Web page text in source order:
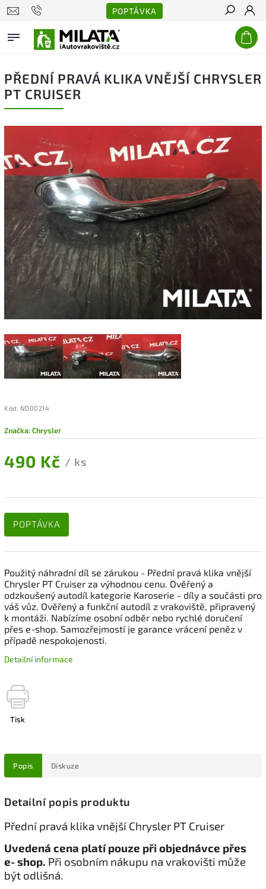
POPTÁVKA
Hledat
PŘEDNÍ PRAVÁ KLIKA VNĚJŠÍ CHRYSLER
PT CRUISER
Kód: ND00214
Značka:Chrysler
490 Kč / ks
POPTÁVKA
Použitý náhradní díl se zárukou - Přední pravá klika vnější
Chrysler PT Cruiser za výhodnou cenu. Ověřený a
odzkoušený autodíl kategorie Karoserie - díly a součásti pro
váš vůz. Ověřený a funkční autodíl z vrakoviště, připravený
k montáži. Nabízíme osobní odběr nebo rychlé doručení
přes e-shop. Samozřejmostí je garance vrácení peněz v
případě nespokojenosti.
Detailní informace
Tisk
Popis Diskuze
Detailní popis produktu
Přední pravá klika vnější Chrysler PT Cruiser
Uvedená cena platí pouze při objednávce přes
e‑shop. Při osobním nákupu na vrakovišti může
být odlišná.